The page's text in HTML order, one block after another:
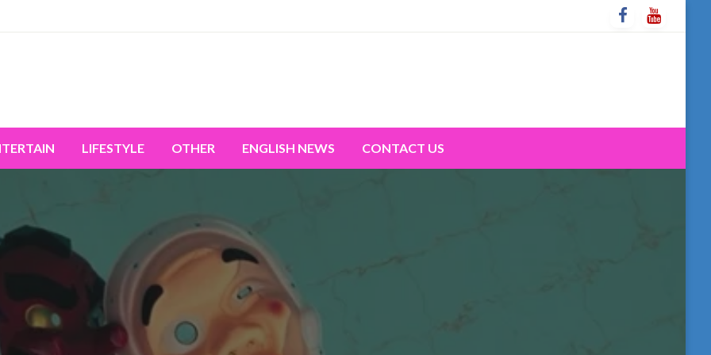
LIFESTYLE OTHER ENGLISH NEWS CONTACT US